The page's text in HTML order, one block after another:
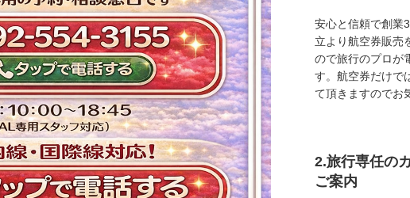
安心と信頼で創業
立より航空券販売
ので旅行のプロが
す。航空券だけで
て頂きますのでお
2.旅行専任の
ご案内